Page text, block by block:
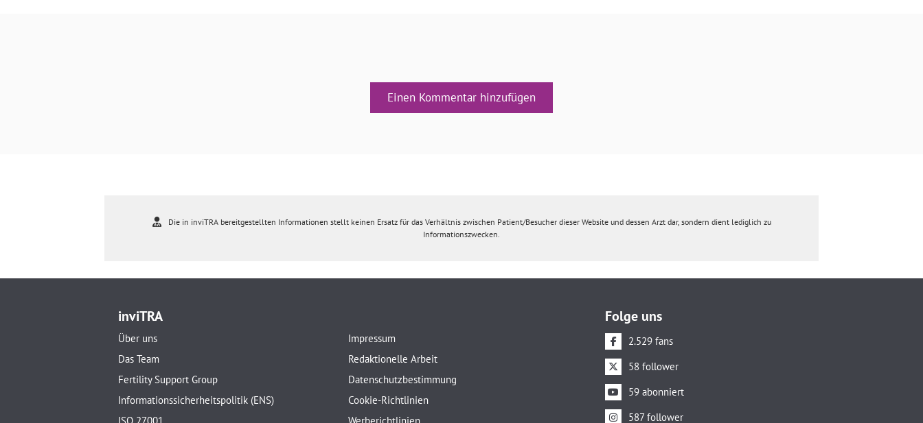
Einen Kommentar hinzufügen
Die in inviTRA bereitgestellten Informationen stellt keinen Ersatz für das Verhältnis zwischen Patient/Besucher dieser Website und dessen Arzt dar, sondern dient lediglich zu
Informationszwecken.
inviTRA
Über uns
Das Team
Fertility Support Group
Informationssicherheitspolitik (ENS)
Impressum
Redaktionelle Arbeit
Datenschutzbestimmung
Cookie-Richtlinien
Folge uns
2.529 fans
58 follower
59 abonniert
587 follower